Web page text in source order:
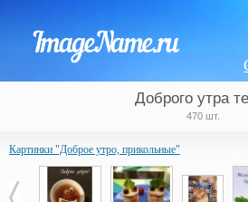
Доброго утра
470 шт.
Картинки "Доброе утро, прикольные"